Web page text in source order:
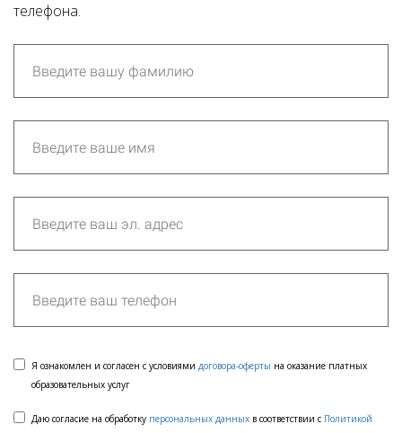
телефона.
Я ознакомлен и согласен с условиями договора-оферты на оказание платных
образовательных услуг
Даю согласие на обработку персональных данных в соответствии с Политикой